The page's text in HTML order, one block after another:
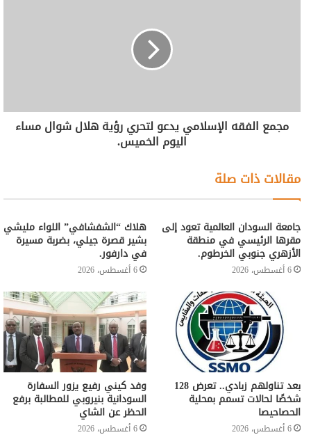
مجمع الفقه الإسلامي يدعو لتحري رؤية هلال شوال مساء
اليوم الخميس.
مقالات ذات صلة
جامعة السودان العالمية تعود إلى
مقرها الرئيسي في منطقة
الأزهري جنوبي الخرطوم.
6 أغسطس، 2026
هلاك “الشفشافي” اللواء مليشي
بشير قصرة جيلي، بضربة مسيرة
في دارفور.
6 أغسطس، 2026
بعد تناولهم زبادي.. تعرض 128
شخصًا لحالات تسمم بمحلية
الحصاحيصا
6 أغسطس، 2026
وفد كيني رفيع يزور السفارة
السودانية بنيروبي للمطالبة برفع
الحظر عن الشاي
6 أغسطس، 2026